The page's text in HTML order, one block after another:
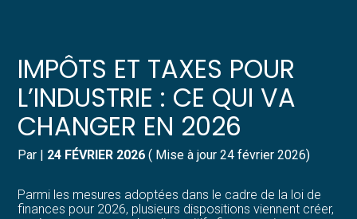
Gérer votre quotidien
Piloter votre entreprise
Développer votre entreprise
Construire votre patrimoine
Suivre votre comptabilité
Gérer vos ressources humaines
Dématérialiser vos documents
IMPÔTS ET TAXES POUR
L’INDUSTRIE : CE QUI VA
CHANGER EN 2026
Par | 24 FÉVRIER 2026 ( Mise à jour 24 février 2026)
Parmi les mesures adoptées dans le cadre de la loi de
finances pour 2026, plusieurs dispositions viennent créer,